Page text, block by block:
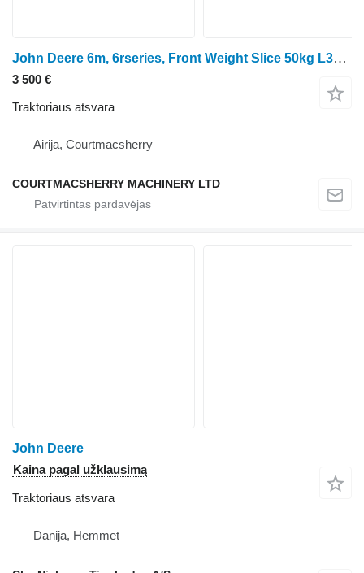
John Deere 6m, 6rseries, Front Weight Slice 50kg L38451
3 500 €
Traktoriaus atsvara
Airija, Courtmacsherry
COURTMACSHERRY MACHINERY LTD
John Deere
Kaina pagal užklausimą
Traktoriaus atsvara
Danija, Hemmet